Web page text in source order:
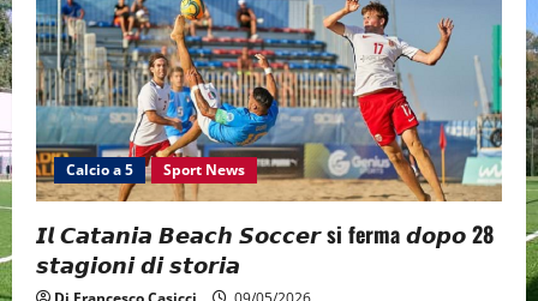
Calcio a 5 Sport News
𝙄𝙡 𝘾𝙖𝙩𝙖𝙣𝙞𝙖 𝘽𝙚𝙖𝙘𝙝 𝙎𝙤𝙘𝙘𝙚𝙧 si ferma 𝙙𝙤𝙥𝙤 28
𝙨𝙩𝙖𝙜𝙞𝙤𝙣𝙞 𝙙𝙞 𝙨𝙩𝙤𝙧𝙞𝙖